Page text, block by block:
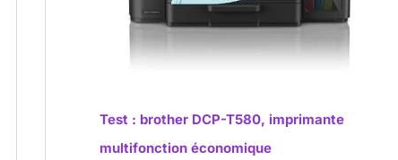
Test : brother DCP-T580, imprimante
multifonction économique